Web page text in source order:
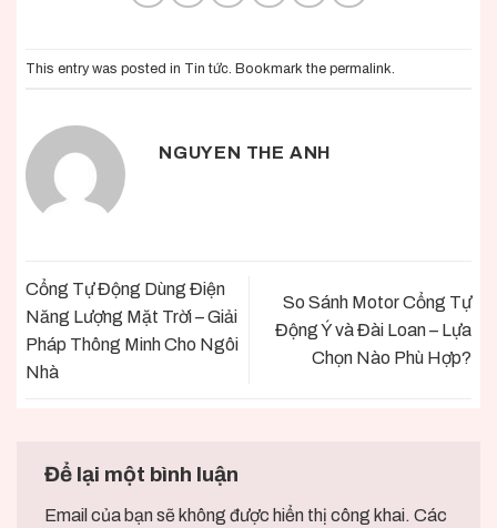
This entry was posted in Tin tức. Bookmark the permalink.
NGUYEN THE ANH
Cổng Tự Động Dùng Điện
Năng Lượng Mặt Trời – Giải
Pháp Thông Minh Cho Ngôi
Nhà
So Sánh Motor Cổng Tự
Động Ý và Đài Loan – Lựa
Chọn Nào Phù Hợp?
Để lại một bình luận
Email của bạn sẽ không được hiển thị công khai. Các